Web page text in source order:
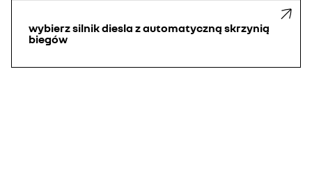
wybierz silnik diesla z automatyczną skrzynią
biegów